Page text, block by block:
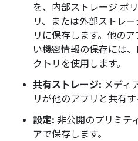
を、内部ストレージ ボ
リ、または外部ストレ
リに保存します。他の
い機密情報の保存には
クトリを使用します。
共有ストレージ: メディ
リが他のアプリと共有
設定: 非公開のプリミテ
アで保存します。